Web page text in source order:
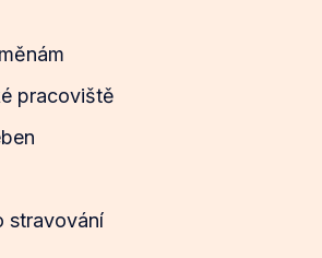
pracoviště
stravování